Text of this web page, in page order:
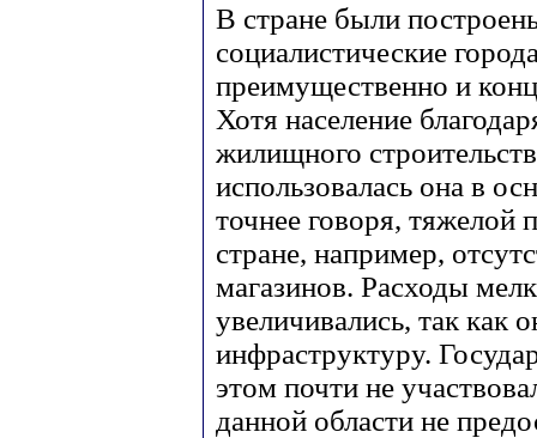
В стране были
социалистические
преимущественно и
Хотя население
жилищного
использовалась она в
точнее говоря,
стране, например,
магазинов. Расходы
увеличивались, так как
инфраструктуру.
этом почти не
данной области не